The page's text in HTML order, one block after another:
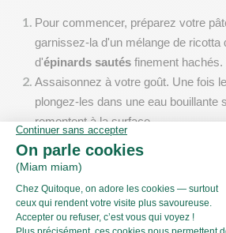
Pour commencer, préparez votre
garnissez-la d'un mélange de ricotta
d'épinards sautés finement hachés.
Assaisonnez à votre goût. Une fois
plongez-les dans une eau bouillante
remontent à la surface.
champignons
émincés dans un peu
et ajoutez de la
une sauce onctueuse.
Égouttez les raviolis et incorporez-